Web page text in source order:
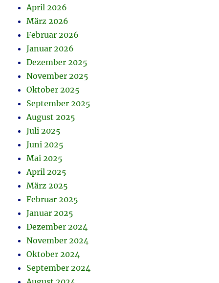
April 2026
März 2026
Februar 2026
Januar 2026
Dezember 2025
November 2025
Oktober 2025
September 2025
August 2025
Juli 2025
Juni 2025
Mai 2025
April 2025
März 2025
Februar 2025
Januar 2025
Dezember 2024
November 2024
Oktober 2024
September 2024